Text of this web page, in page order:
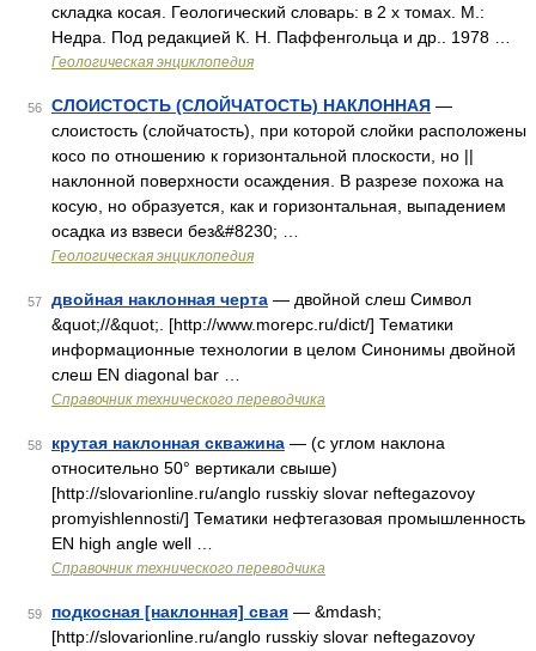
складка косая. Геологический словарь: в 2 х томах. М.:
Недра. Под редакцией К. Н. Паффенгольца и др.. 1978 …
Геологическая энциклопедия
56 СЛОИСТОСТЬ (СЛОЙЧАТОСТЬ) НАКЛОННАЯ —
слоистость (слойчатость), при которой слойки расположены
косо по отношению к горизонтальной плоскости, но ||
наклонной поверхности осаждения. В разрезе похожа на
косую, но образуется, как и горизонтальная, выпадением
осадка из взвеси без&#8230; …
Геологическая энциклопедия
57 двойная наклонная черта — двойной слеш Символ
&quot;//&quot;. [http://www.morepc.ru/dict/] Тематики
информационные технологии в целом Синонимы двойной
слеш EN diagonal bar …
Справочник технического переводчика
58 крутая наклонная скважина — (с углом наклона
относительно 50° вертикали свыше)
[http://slovarionline.ru/anglo russkiy slovar neftegazovoy
promyishlennosti/] Тематики нефтегазовая промышленность
EN high angle well …
Справочник технического переводчика
59 подкосная [наклонная] свая — &mdash;
[http://slovarionline.ru/anglo russkiy slovar neftegazovoy